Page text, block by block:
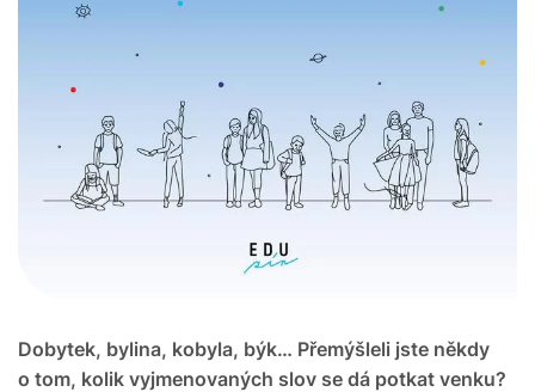
Dobytek, bylina, kobyla, býk… Přemýšleli jste někdy
o tom, kolik vyjmenovaných slov se dá potkat venku?